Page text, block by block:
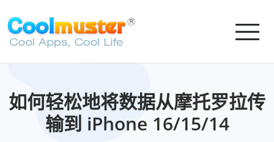
如何轻松地将数据从摩托罗拉传
输到 iPhone 16/15/14